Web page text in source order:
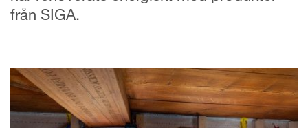
från SIGA.